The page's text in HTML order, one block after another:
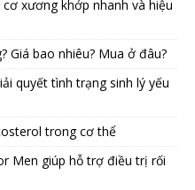
xương khớp nhanh và hiệu
Giá bao nhiêu? Mua ở đâu?
quyết tình trạng sinh lý yếu
trong cơ thể
Men giúp hỗ trợ điều trị rối